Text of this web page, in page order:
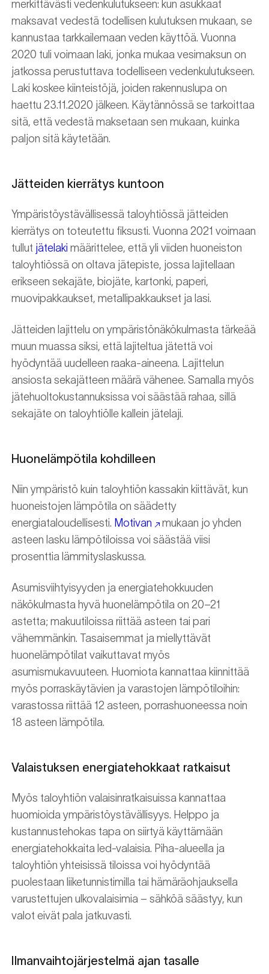
merkittävästi vedenkulutukseen: kun asukkaat
maksavat vedestä todellisen kulutuksen mukaan, se
kannustaa tarkkailemaan veden käyttöä. Vuonna
2020 tuli voimaan laki, jonka mukaa vesimaksun on
jatkossa perustuttava todelliseen vedenkulutukseen.
Laki koskee kiinteistöjä, joiden rakennuslupa on
haettu 23.11.2020 jälkeen. Käytännössä se tarkoittaa
sitä, että vedestä maksetaan sen mukaan, kuinka
paljon sitä käytetään.
Jätteiden kierrätys kuntoon
Ympäristöystävällisessä taloyhtiössä jätteiden
kierrätys on toteutettu fiksusti. Vuonna 2021 voimaan
tullut jätelaki määrittelee, että yli viiden huoneiston
taloyhtiössä on oltava jätepiste, jossa lajitellaan
erikseen sekajäte, biojäte, kartonki, paperi,
muovipakkaukset, metallipakkaukset ja lasi.
Jätteiden lajittelu on ympäristönäkökulmasta tärkeää
muun muassa siksi, että lajiteltua jätettä voi
hyödyntää uudelleen raaka-aineena. Lajittelun
ansiosta sekajätteen määrä vähenee. Samalla myös
jätehuoltokustannuksissa voi säästää rahaa, sillä
sekajäte on taloyhtiölle kallein jätelaji.
Huonelämpötila kohdilleen
Niin ympäristö kuin taloyhtiön kassakin kiittävät, kun
huoneistojen lämpötila on säädetty
energiataloudellisesti. Motivan
mukaan jo yhden
asteen lasku lämpötiloissa voi säästää viisi
prosenttia lämmityslaskussa.
Asumisviihtyisyyden ja energiatehokkuuden
näkökulmasta hyvä huonelämpötila on 20–21
astetta; makuutiloissa riittää asteen tai pari
vähemmänkin. Tasaisemmat ja miellyttävät
huonelämpötilat vaikuttavat myös
asumismukavuuteen. Huomiota kannattaa kiinnittää
myös porraskäytävien ja varastojen lämpötiloihin:
varastossa riittää 12 asteen, porrashuoneessa noin
18 asteen lämpötila.
Valaistuksen energiatehokkaat ratkaisut
Myös taloyhtiön valaisinratkaisuissa kannattaa
huomioida ympäristöystävällisyys. Helppo ja
kustannustehokas tapa on siirtyä käyttämään
energiatehokkaita led-valaisia. Piha-alueella ja
taloyhtiön yhteisissä tiloissa voi hyödyntää
puolestaan liiketunnistimilla tai hämäräohjauksella
varustettujen ulkovalaisimia – sähköä säästyy, kun
valot eivät pala jatkuvasti.
Ilmanvaihtojärjestelmä ajan tasalle